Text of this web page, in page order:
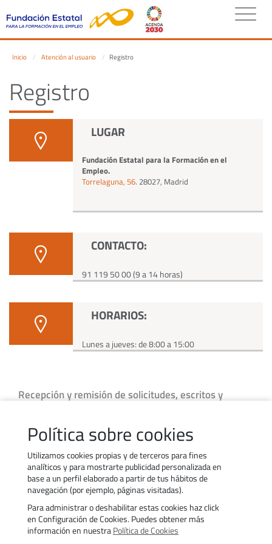
Política sobre cookies
Utilizamos cookies propias y de terceros para fines
analíticos y para mostrarte publicidad personalizada en
base a un perfil elaborado a partir de tus hábitos de
navegación (por ejemplo, páginas visitadas).
Para administrar o deshabilitar estas cookies haz click
en Configuración de Cookies. Puedes obtener más
información en nuestraPolítica de Cookies
Inicio Atención al usuario Registro
Registro
LUGAR
Fundación Estatal para la Formación en el
Empleo.
Torrelaguna, 56. 28027, Madrid
CONTACTO:
91 119 50 00 (9 a 14 horas)
HORARIOS:
Lunes a jueves: de 8:00 a 15:00
Recepción y remisión de solicitudes, escritos y
comunicaciones
normalizados del apartadoTrámites, indicando en el sobre el
Contacto
Política de uso de cookies
Trabaja con nosotros
Transparencia